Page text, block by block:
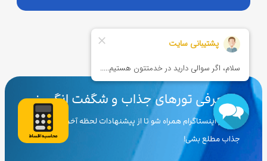
معرفی تورهای جذاب و شگفت انگیـــز
با ما در اینستاگرام همراه شو تا از پیشنهادات لحظه آخری و تورهای
جذاب مطلع بشی!